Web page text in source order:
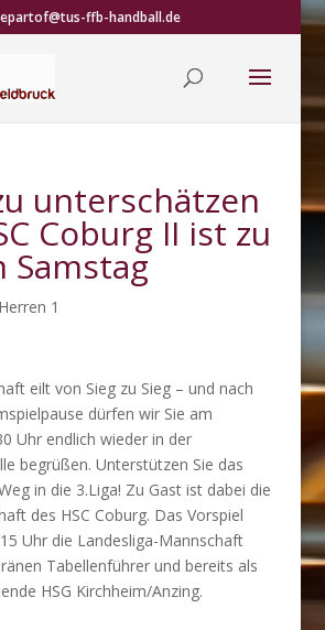
ffb-handball.de
unterschätzen
Coburg II ist zu
Samstag
Herren 1
eilt von Sieg zu Sieg – und nach
dürfen wir Sie am
Uhr endlich wieder in der
begrüßen. Unterstützen Sie das
in die 3.Liga! Zu Gast ist dabei die
des HSC Coburg. Das Vorspiel
Uhr die Landesliga-Mannschaft
Tabellenführer und bereits als
HSG Kirchheim/Anzing.